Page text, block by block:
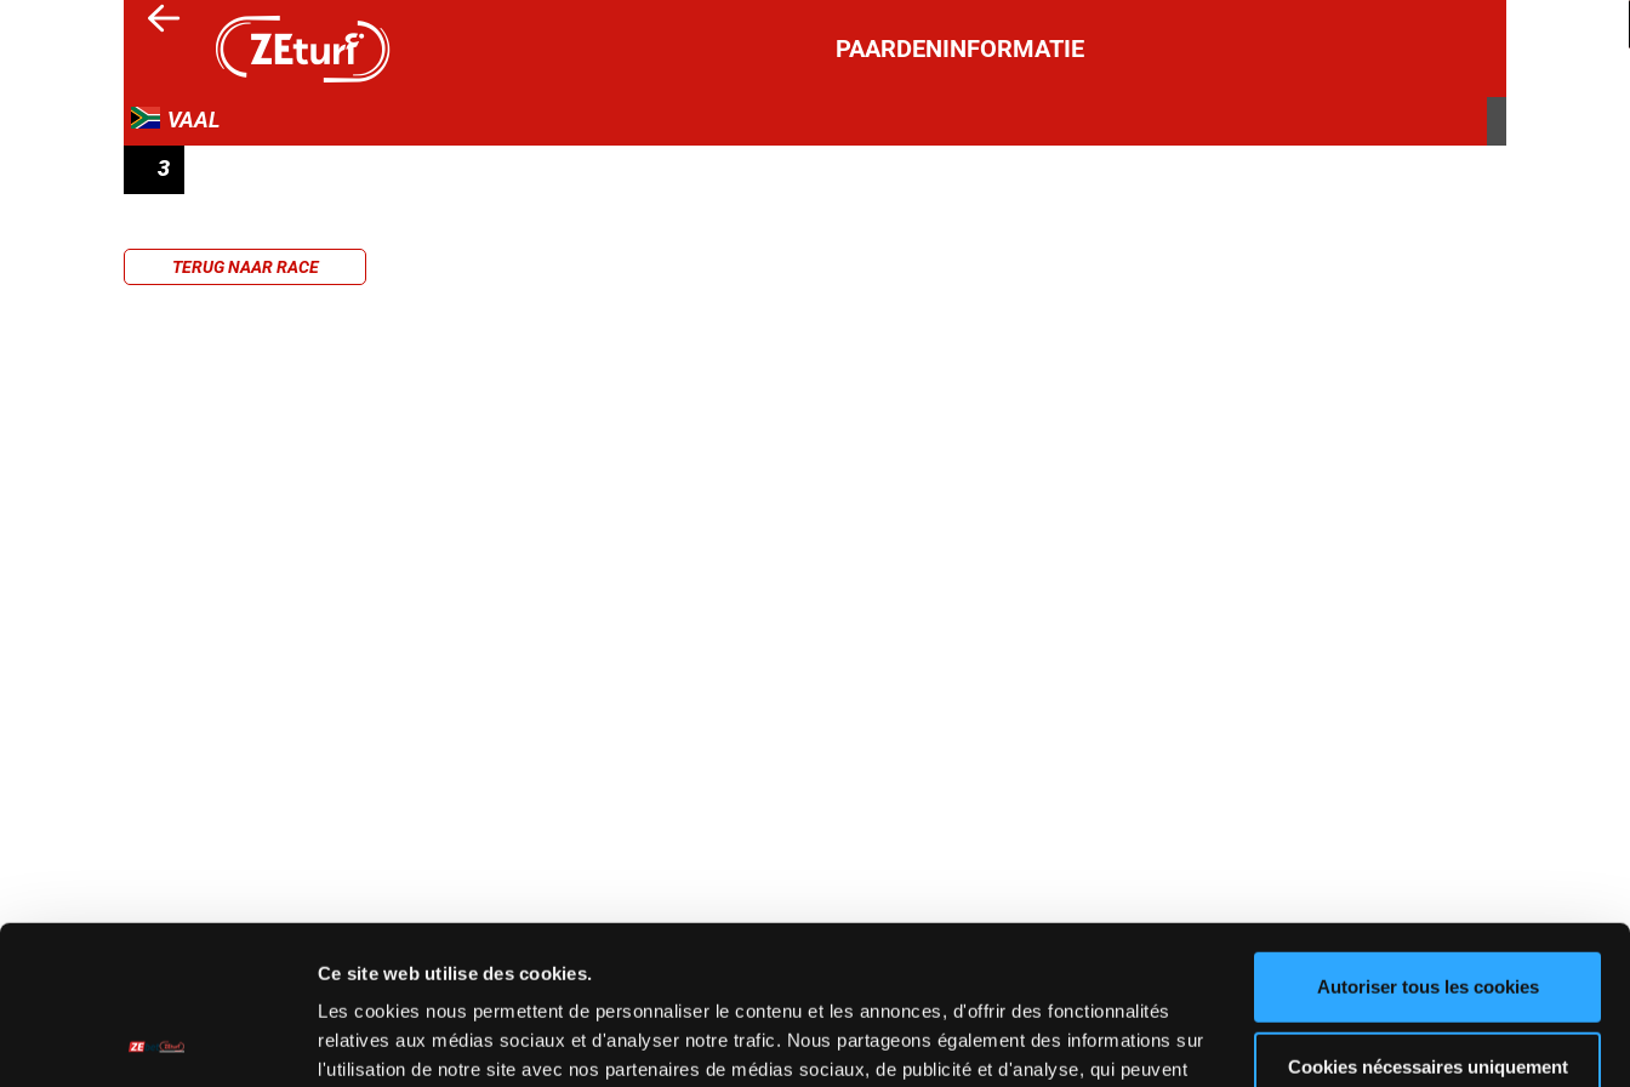
Ce site web utilise des cookies.
Les cookies nous permettent de personnaliser le contenu et les annonces, d'offrir des fonctionnalités
relatives aux médias sociaux et d'analyser notre trafic. Nous partageons également des informations sur
l'utilisation de notre site avec nos partenaires de médias sociaux, de publicité et d'analyse, qui peuvent
Autoriser tous les cookies
Cookies nécessaires uniquement
PAARDENINFORMATIE
VAAL
3
TERUG NAAR RACE